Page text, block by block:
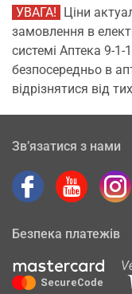
УВАГА! Ціни
замовлення в
системі Аптека 9-1-
безпосередньо в
відрізнятися від
Зв’язатися з нами
Безпека платежів